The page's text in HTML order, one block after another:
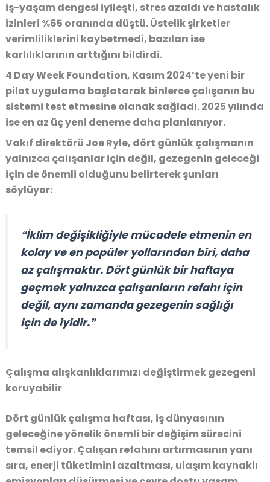
iş-yaşam dengesi iyileşti, stres azaldı ve hastalık
izinleri %65 oranında düştü. Üstelik şirketler
verimliliklerini kaybetmedi, bazıları ise
karlılıklarının arttığını bildirdi.
4 Day Week Foundation, Kasım 2024’teyeni bir
pilot uygulama başlatarak binlerce çalışanın bu
sistemi test etmesine olanak sağladı. 2025 yılında
ise en az üç yeni deneme daha planlanıyor.
Vakıf direktörü Joe Ryle, dört günlük çalışmanın
yalnızca çalışanlar için değil, gezegenin geleceği
için de önemli olduğunu belirterek şunları
söylüyor:
❝İklim değişikliğiyle mücadele etmenin en
kolay ve en popüler yollarından biri, daha
az çalışmaktır. Dört günlük bir haftaya
geçmek yalnızca çalışanların refahı için
değil, aynı zamanda gezegenin sağlığı
için de iyidir.❞
Çalışma alışkanlıklarımızı değiştirmek gezegeni
koruyabilir
Dört günlük çalışma haftası, iş dünyasının
geleceğine yönelik önemli bir değişim sürecini
temsil ediyor. Çalışan refahını artırmasının yanı
sıra, enerji tüketimini azaltması, ulaşım kaynaklı